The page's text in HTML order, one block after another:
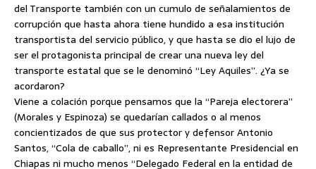
del Transporte también con un cumulo de señalamientos de
corrupción que hasta ahora tiene hundido a esa institución
transportista del servicio público, y que hasta se dio el lujo de
ser el protagonista principal de crear una nueva ley del
transporte estatal que se le denominó “Ley Aquiles”. ¿Ya se
acordaron?
Viene a colación porque pensamos que la “Pareja electorera”
(Morales y Espinoza) se quedarían callados o al menos
concientizados de que sus protector y defensor Antonio
Santos, “Cola de caballo”, ni es Representante Presidencial en
Chiapas ni mucho menos “Delegado Federal en la entidad de